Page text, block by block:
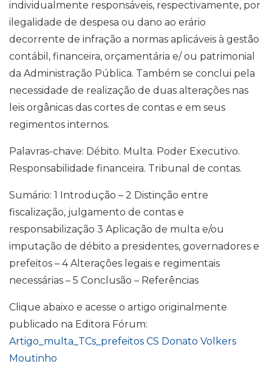
individualmente responsáveis, respectivamente, por
ilegalidade de despesa ou dano ao erário
decorrente de infração a normas aplicáveis à gestão
contábil, financeira, orçamentária e/ ou patrimonial
da Administração Pública. Também se conclui pela
necessidade de realização de duas alterações nas
leis orgânicas das cortes de contas e em seus
regimentos internos.
Palavras-chave: Débito. Multa. Poder Executivo.
Responsabilidade financeira. Tribunal de contas.
Sumário: 1 Introdução – 2 Distinção entre
fiscalização, julgamento de contas e
responsabilização 3 Aplicação de multa e/ou
imputação de débito a presidentes, governadores e
prefeitos – 4 Alterações legais e regimentais
necessárias – 5 Conclusão – Referências
Clique abaixo e acesse o artigo originalmente
publicado na Editora Fórum:
Artigo_multa_TCs_prefeitos CS Donato Volkers
Moutinho